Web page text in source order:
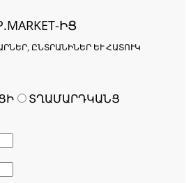
ԻՑ
ԸՆՏՐԱՆԻՆԵՐ ԵՒ ՀԱՏՈՒԿ Ա
ՏՂԱՄԱՐԴԿԱՆՑ